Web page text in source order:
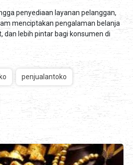
penyediaan layanan pelanggan,
menciptakan pengalaman belanja
dan lebih pintar bagi konsumen di
penjualantoko